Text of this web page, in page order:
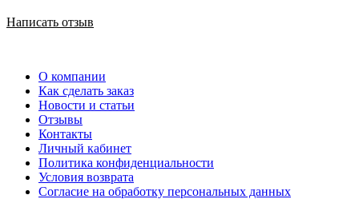
Написать отзыв
О компании
Как сделать заказ
Новости и статьи
Отзывы
Контакты
Личный кабинет
Политика конфиденциальности
Условия возврата
Согласие на обработку персональных данных